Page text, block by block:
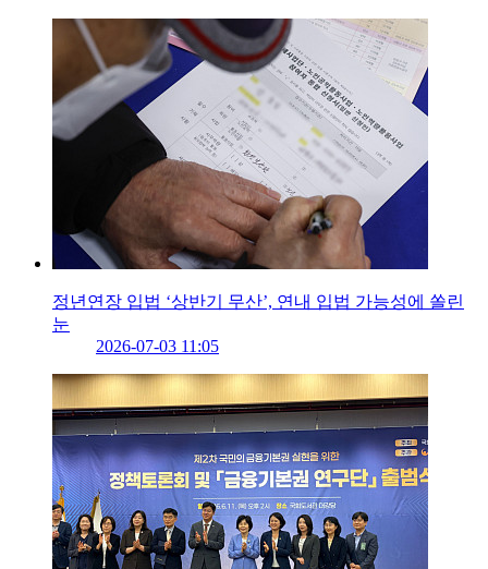
정년연장 입법 ‘상반기 무산’, 연내 입법 가능성에 쏠린
눈
2026-07-03 11:05